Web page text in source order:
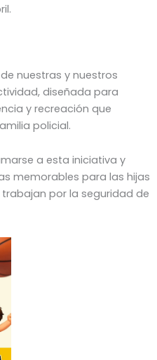
nuestras y nuestros
diseñada para
y recreación que
policial.
a esta iniciativa y
memorables para las hijas
por la seguridad de